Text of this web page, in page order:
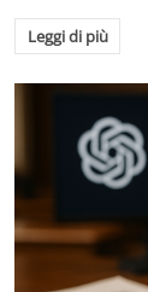
Leggi di più